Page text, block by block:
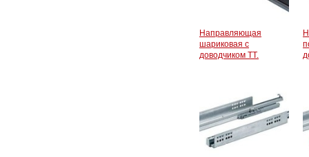
Направляющая
шариковая с
доводчиком ТТ.